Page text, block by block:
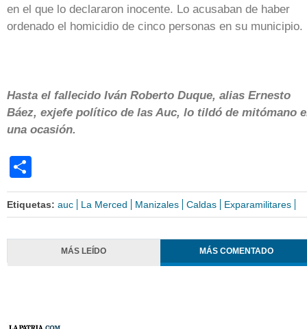
en el que lo declararon inocente. Lo acusaban de haber
ordenado el homicidio de cinco personas en su municipio.
Hasta el fallecido Iván Roberto Duque, alias Ernesto
Báez, exjefe político de las Auc, lo tildó de mitómano
una ocasión.
Etiquetas: auc La Merced Manizales Caldas Exparamilitares
MÁS LEÍDO MÁS COMENTADO